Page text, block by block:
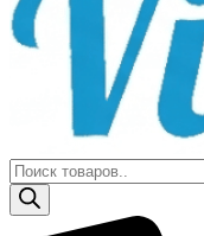
Поиск
товаров